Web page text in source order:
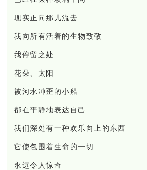
现实正向那儿流去
我向所有活着的生物致敬
我停留之处
花朵、太阳
被河水冲歪的小船
都在平静地表达自己
我们深处有一种欢乐向上的东西
它使包围着生命的一切
永远令人惊奇